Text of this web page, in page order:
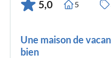
5,0 5
Une maison de
bien